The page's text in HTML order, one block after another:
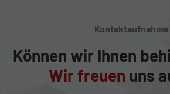
Kontaktaufnahme
Können wir Ihnen
Wir freuen uns